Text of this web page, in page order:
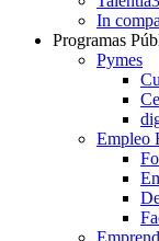
In
Programas
Pymes
Empleo